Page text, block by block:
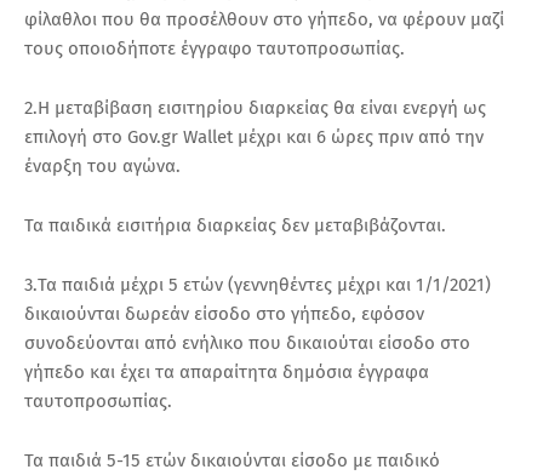
φίλαθλοι που θα προσέλθουν στο γήπεδο, να φέρουν μαζί
τους οποιοδήποτε έγγραφο ταυτοπροσωπίας.
2.Η μεταβίβαση εισιτηρίου διαρκείας θα είναι ενεργή ως
επιλογή στο Gov.gr Wallet μέχρι και 6 ώρες πριν από την
έναρξη του αγώνα.
Τα παιδικά εισιτήρια διαρκείας δεν μεταβιβάζονται.
3.Τα παιδιά μέχρι 5 ετών (γεννηθέντες μέχρι και 1/1/2021)
δικαιούνται δωρεάν είσοδο στο γήπεδο, εφόσον
συνοδεύονται από ενήλικο που δικαιούται είσοδο στο
γήπεδο και έχει τα απαραίτητα δημόσια έγγραφα
ταυτοπροσωπίας.
Τα παιδιά 5-15 ετών δικαιούνται είσοδο με παιδικό